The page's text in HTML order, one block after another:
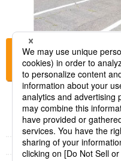
お店
< 前の事例